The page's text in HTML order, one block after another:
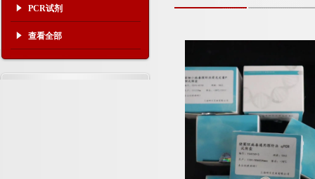
PCR试剂
查看全部